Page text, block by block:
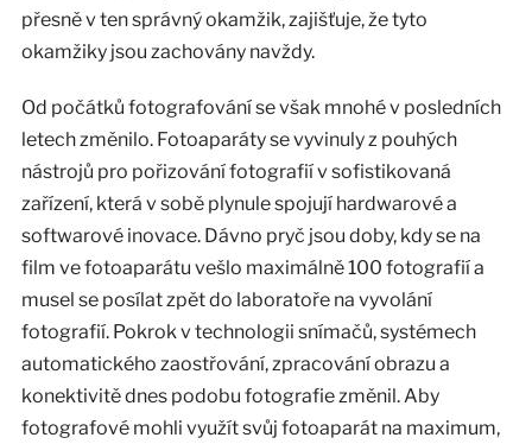
přesně v ten správný okamžik, zajišťuje, že tyto
okamžiky jsou zachovány navždy.
Od počátků fotografování se však mnohé v posledních
letech změnilo. Fotoaparáty se vyvinuly z pouhých
nástrojů pro pořizování fotografií v sofistikovaná
zařízení, která v sobě plynule spojují hardwarové a
softwarové inovace. Dávno pryč jsou doby, kdy se na
film ve fotoaparátu vešlo maximálně 100 fotografií a
musel se posílat zpět do laboratoře na vyvolání
fotografií. Pokrok v technologii snímačů, systémech
automatického zaostřování, zpracování obrazu a
konektivitě dnes podobu fotografie změnil. Aby
fotografové mohli využít svůj fotoaparát na maximum,